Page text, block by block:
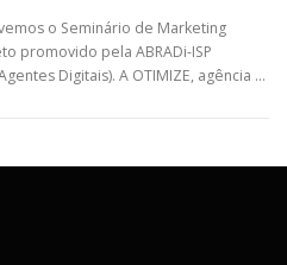
o Seminário de Marketing
promovido pela ABRADi-ISP
Digitais). A OTIMIZE, agência …